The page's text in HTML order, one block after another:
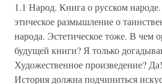
1.1 Народ. Книга о русском
этическое размышление о
народа. Эстетическое тоже. В чем
будущей книги? Я только
Художественное произведение?
История должна подчиниться